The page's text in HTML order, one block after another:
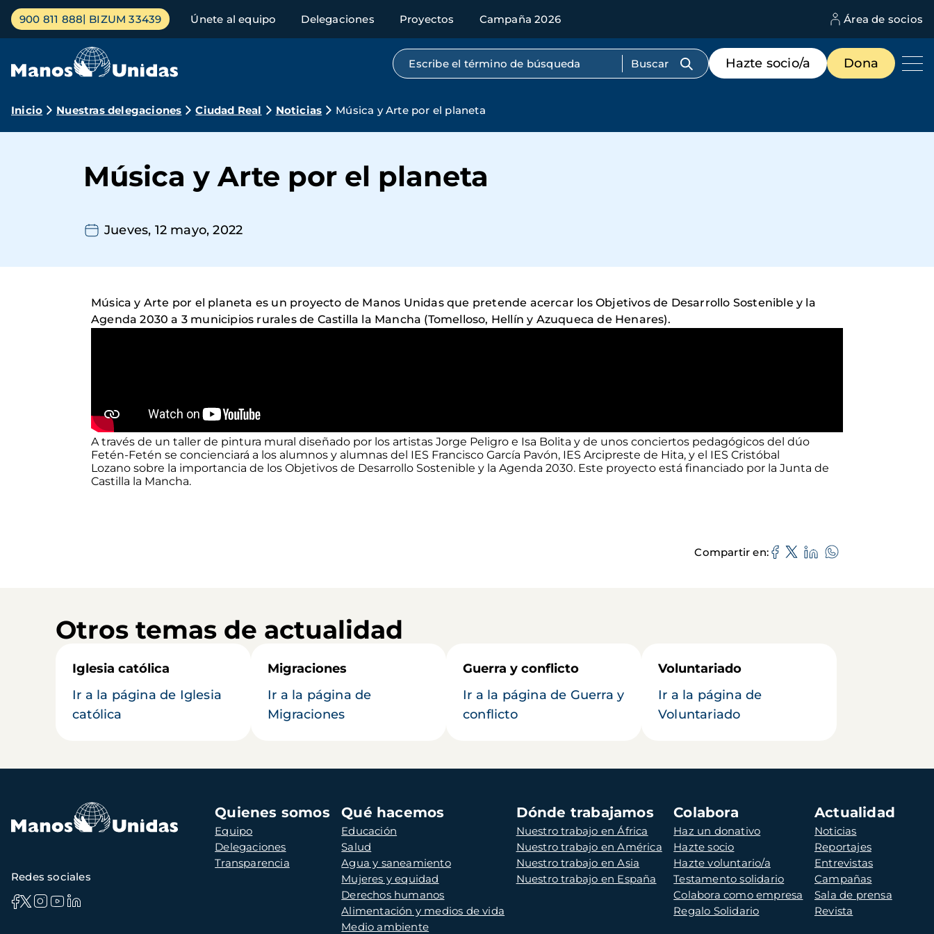
Pasar
contenido
Menú
principal
900 811 888 BIZUM 33439 Únete al equipo Delegaciones Proyectos Campaña 2026 Área de socios
Búsqueda por texto completo
Menú
de
destacados
Hazte socio/a Dona
Ruta
navegación
Inicio Nuestras delegaciones Ciudad Real Noticias Música y Arte por el planeta
Música y Arte por el planeta
Jueves, 12 mayo, 2022
Música y Arte por el planeta es un proyecto de Manos Unidas que pretende acercar los Objetivos de Desarrollo Sostenible y la
Agenda 2030 a 3 municipios rurales de Castilla la Mancha (Tomelloso, Hellín y Azuqueca de Henares).
A través de un taller de pintura mural diseñado por los artistas Jorge Peligro e Isa Bolita y de unos conciertos pedagógicos del dúo
Fetén-Fetén se concienciará a los alumnos y alumnas del IES Francisco García Pavón, IES Arcipreste de Hita, y el IES Cristóbal
Lozano sobre la importancia de los Objetivos de Desarrollo Sostenible y la Agenda 2030. Este proyecto está financiado por la Junta de
Castilla la Mancha.
Compartir en
Otros temas de actualidad
Iglesia católica
Ir a la página de Iglesia
católica
Migraciones
Ir a la página de
Migraciones
Guerra y conflicto
Ir a la página de Guerra y
conflicto
Voluntariado
Ir a la página de
Voluntariado
Navegación
principal
Quienes somos
Equipo
Delegaciones
Transparencia
Qué hacemos
Educación
Salud
Agua y saneamiento
Mujeres y equidad
Derechos humanos
Alimentación y medios de vida
Medio ambiente
Dónde trabajamos
Nuestro trabajo en África
Nuestro trabajo en América
Nuestro trabajo en Asia
Nuestro trabajo en España
Colabora
Haz un donativo
Hazte socio
Hazte voluntario/a
Testamento solidario
Colabora como empresa
Regalo Solidario
Actualidad
Noticias
Reportajes
Entrevistas
Campañas
Sala de prensa
Revista
Redes sociales